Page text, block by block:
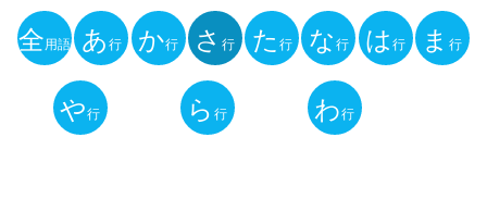
用
全用語 あ行 か行 さ行 た 行 な行 は行 ま行
や行 ら 行 わ行